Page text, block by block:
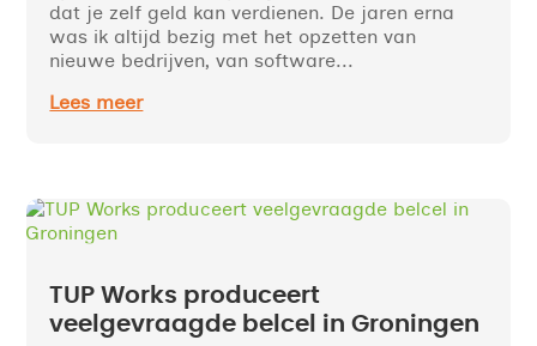
dat je zelf geld kan verdienen. De jaren erna
was ik altijd bezig met het opzetten van
nieuwe bedrijven, van software...
Lees meer
TUP Works produceert
veelgevraagde belcel in Groningen